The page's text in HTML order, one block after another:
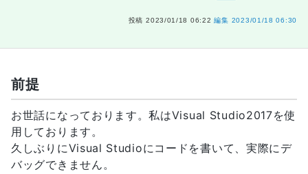
投稿 2023/01/18 06:22 編集 2023/01/18 06:30
前提
お世話になっております。私はVisual Studio2017を使
用しております。
久しぶりにVisual Studioにコードを書いて、実際にデ
バッグできません。